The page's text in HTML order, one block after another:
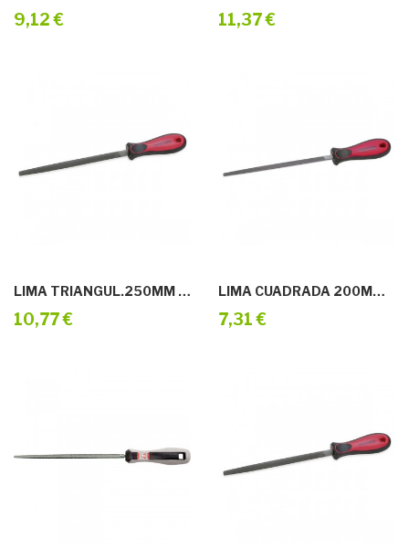
9,12 € 11,37 €
LIMA TRIANGUL.250MM M/BIMAT.GRANO ENTREF
10,77 €
LIMA CUADRADA 200MM M/BIMAT.GRANO ENTREF
7,31 €